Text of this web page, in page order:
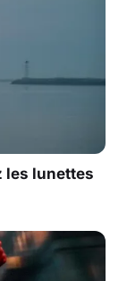
les lunettes